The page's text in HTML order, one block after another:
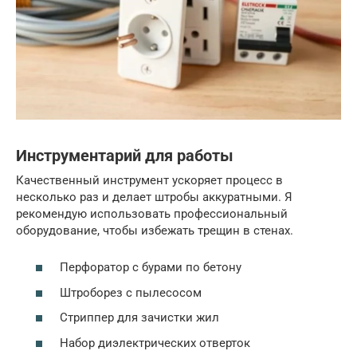
Инструментарий для работы
Качественный инструмент ускоряет процесс в
несколько раз и делает штробы аккуратными. Я
рекомендую использовать профессиональный
оборудование, чтобы избежать трещин в стенах.
Перфоратор с бурами по бетону
Штроборез с пылесосом
Стриппер для зачистки жил
Набор диэлектрических отверток